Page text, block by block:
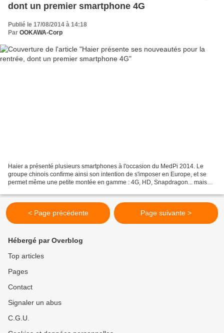
dont un premier smartphone 4G
Publié le 17/08/2014 à 14:18
Par OOKAWA-Corp
Haier a présenté plusieurs smartphones à l'occasion du MedPi 2014. Le
groupe chinois confirme ainsi son intention de s'imposer en Europe, et se
permet même une petite montée en gamme : 4G, HD, Snapdragon... mais
< Page précédente Page suivante >
Hébergé par Overblog
Top articles
Pages
Contact
Signaler un abus
C.G.U.